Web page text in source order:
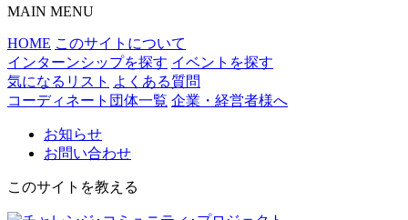
MAIN MENU
HOME このサイトについて
インターンシップを探す イベントを探す
気になるリスト よくある質問
コーディネート団体一覧 企業・経営者様へ
お知らせ
お問い合わせ
このサイトを教える